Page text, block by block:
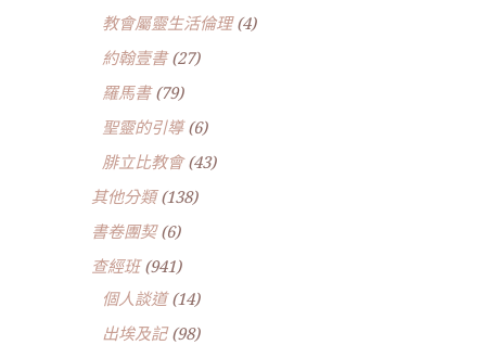
教會屬靈生活倫理(4)
約翰壹書(27)
羅馬書(79)
聖靈的引導(6)
腓立比教會(43)
其他分類(138)
書卷團契(6)
查經班(941)
個人談道(14)
出埃及記(98)